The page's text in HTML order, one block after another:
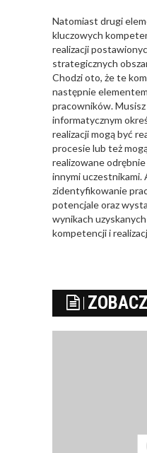
Natomiast drugi
kluczowych
realizacji
strategicznych
Chodzi oto, że te
następnie
pracowników.
informatycznym
realizacji mogą być
procesie lub też
realizowane
innymi uczestnikami.
zidentyfikowanie
potencjale oraz
wynikach
kompetencji i